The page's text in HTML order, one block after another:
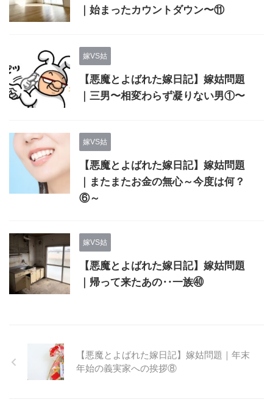
｜始まったカウントダウン〜⑪
嫁VS姑
【悪魔とよばれた嫁日記】嫁姑問題
｜三男〜相変わらず凝りない男①〜
嫁VS姑
【悪魔とよばれた嫁日記】嫁姑問題
｜またまたお金の無心～今度は何？
⑥～
嫁VS姑
【悪魔とよばれた嫁日記】嫁姑問題
｜帰って来たあの‥一族㊵
【悪魔とよばれた嫁日記】嫁姑問題｜年末
年始の義実家への挨拶⑧